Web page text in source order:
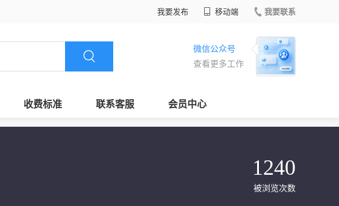
我要发布 移动端 我要联系
微信公众号
查看更多工作
收费标准 联系客服 会员中心
1240
被浏览次数